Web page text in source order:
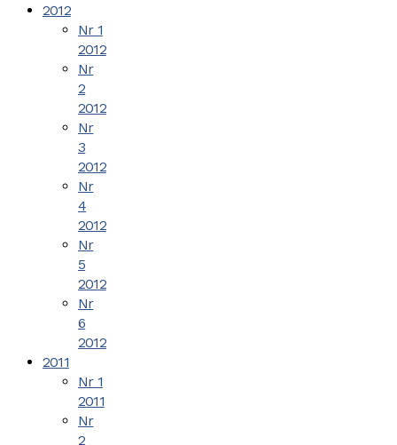
2012
Nr 1
2012
Nr
2
2012
Nr
3
2012
Nr
4
2012
Nr
5
2012
Nr
6
2012
2011
Nr 1
2011
Nr
2